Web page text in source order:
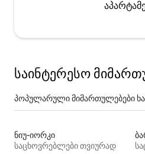
საინტერესო
პოპულარული მიმართულებები
ნიუ-იორკი
საცხოვრებლები თვიურად